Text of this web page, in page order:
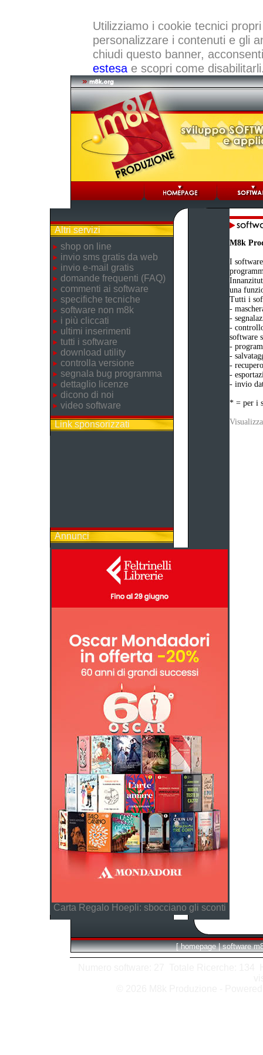
Utilizziamo i cookie tecnici
personalizzare i contenuti e gli
chiudi questo banner,
estesae scopri come
Altri servizi
shop on line
invio sms gratis da web
invio e-mail gratis
domande frequenti (FAQ)
commenti ai software
specifiche tecniche
software non m8k
i più cliccati
ultimi inserimenti
tutti i software
download utility
controlla versione
segnala bug programma
dettaglio licenze
dicono di noi
video software
Link sponsorizzati
Annunci
Carta Regalo Hoepli: sbocciano gli sconti
M8k
I
una
Tutti i
-
-
-
software
-
-
-
-
- invio
* = per i
[ homepage | software